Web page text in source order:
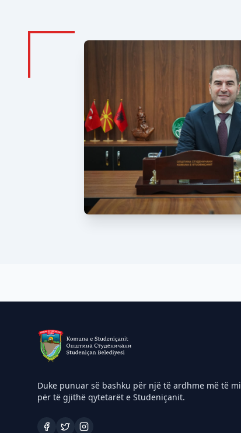
Duke punuar së bashku për një të ardhme më të
për të gjithë qytetarët e Studeniçanit.